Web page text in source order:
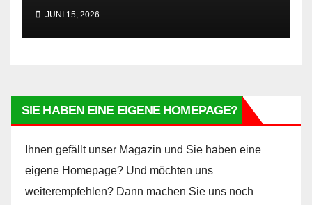
JUNI 15, 2026
SIE HABEN EINE EIGENE HOMEPAGE?
Ihnen gefällt unser Magazin und Sie haben eine
eigene Homepage? Und möchten uns
weiterempfehlen? Dann machen Sie uns noch